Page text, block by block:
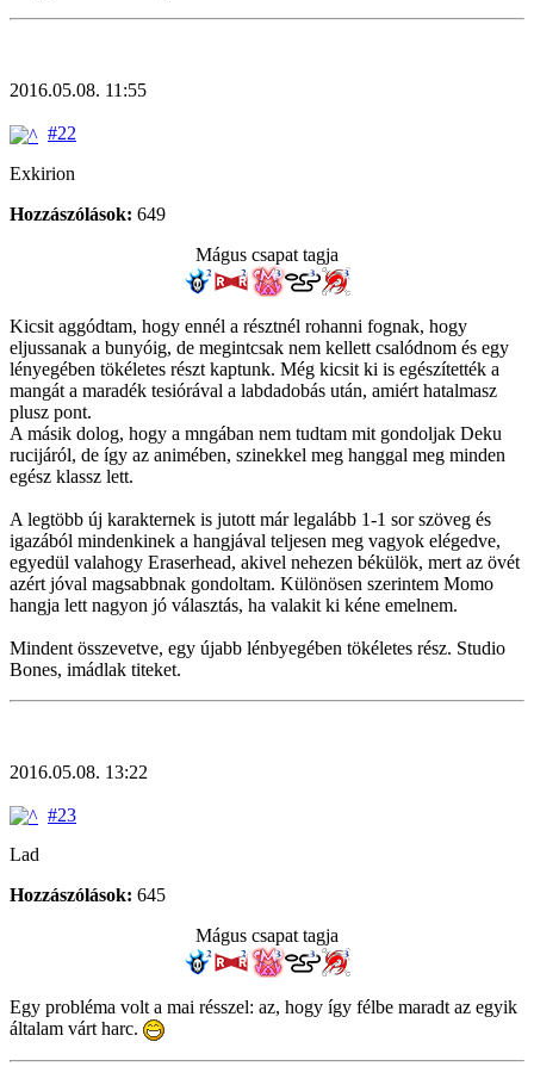
2016.05.08. 11:55
#22
Exkirion
Hozzászólások: 649
Mágus csapat tagja
Kicsit aggódtam, hogy ennél a résztnél rohanni fognak, hogy
eljussanak a bunyóig, de megintcsak nem kellett csalódnom és egy
lényegében tökéletes részt kaptunk. Még kicsit ki is egészítették a
mangát a maradék tesiórával a labdadobás után, amiért hatalmasz
plusz pont.
A másik dolog, hogy a mngában nem tudtam mit gondoljak Deku
rucijáról, de így az animében, szinekkel meg hanggal meg minden
egész klassz lett.
A legtöbb új karakternek is jutott már legalább 1-1 sor szöveg és
igazából mindenkinek a hangjával teljesen meg vagyok elégedve,
egyedül valahogy Eraserhead, akivel nehezen békülök, mert az övét
azért jóval magsabbnak gondoltam. Különösen szerintem Momo
hangja lett nagyon jó választás, ha valakit ki kéne emelnem.
Mindent összevetve, egy újabb lénbyegében tökéletes rész. Studio
Bones, imádlak titeket.
2016.05.08. 13:22
#23
Lad
Hozzászólások: 645
Mágus csapat tagja
Egy probléma volt a mai résszel: az, hogy így félbe maradt az egyik
általam várt harc.